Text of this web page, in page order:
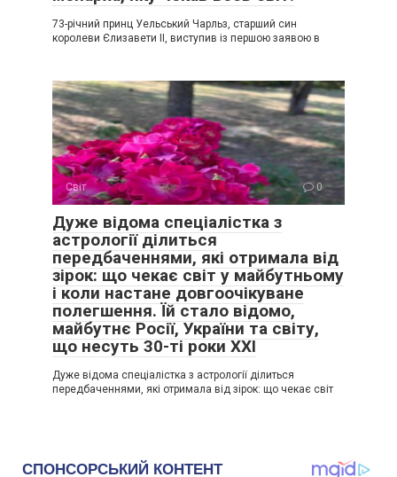
73-річний принц Уельський Чарльз, старший син
королеви Єлизавети II, виступив із першою заявою в
Світ 0
Дуже відома спеціалістка з
астрології ділиться
передбаченнями, які отримала від
зірок: що чекає світ у майбутньому
і коли настане довгоочікуване
полегшення. Їй стало відомо,
майбутнє Росії, України та світу,
що несуть 30-ті роки XXI
Дуже відома спеціалістка з астрології ділиться
передбаченнями, які отримала від зірок: що чекає світ